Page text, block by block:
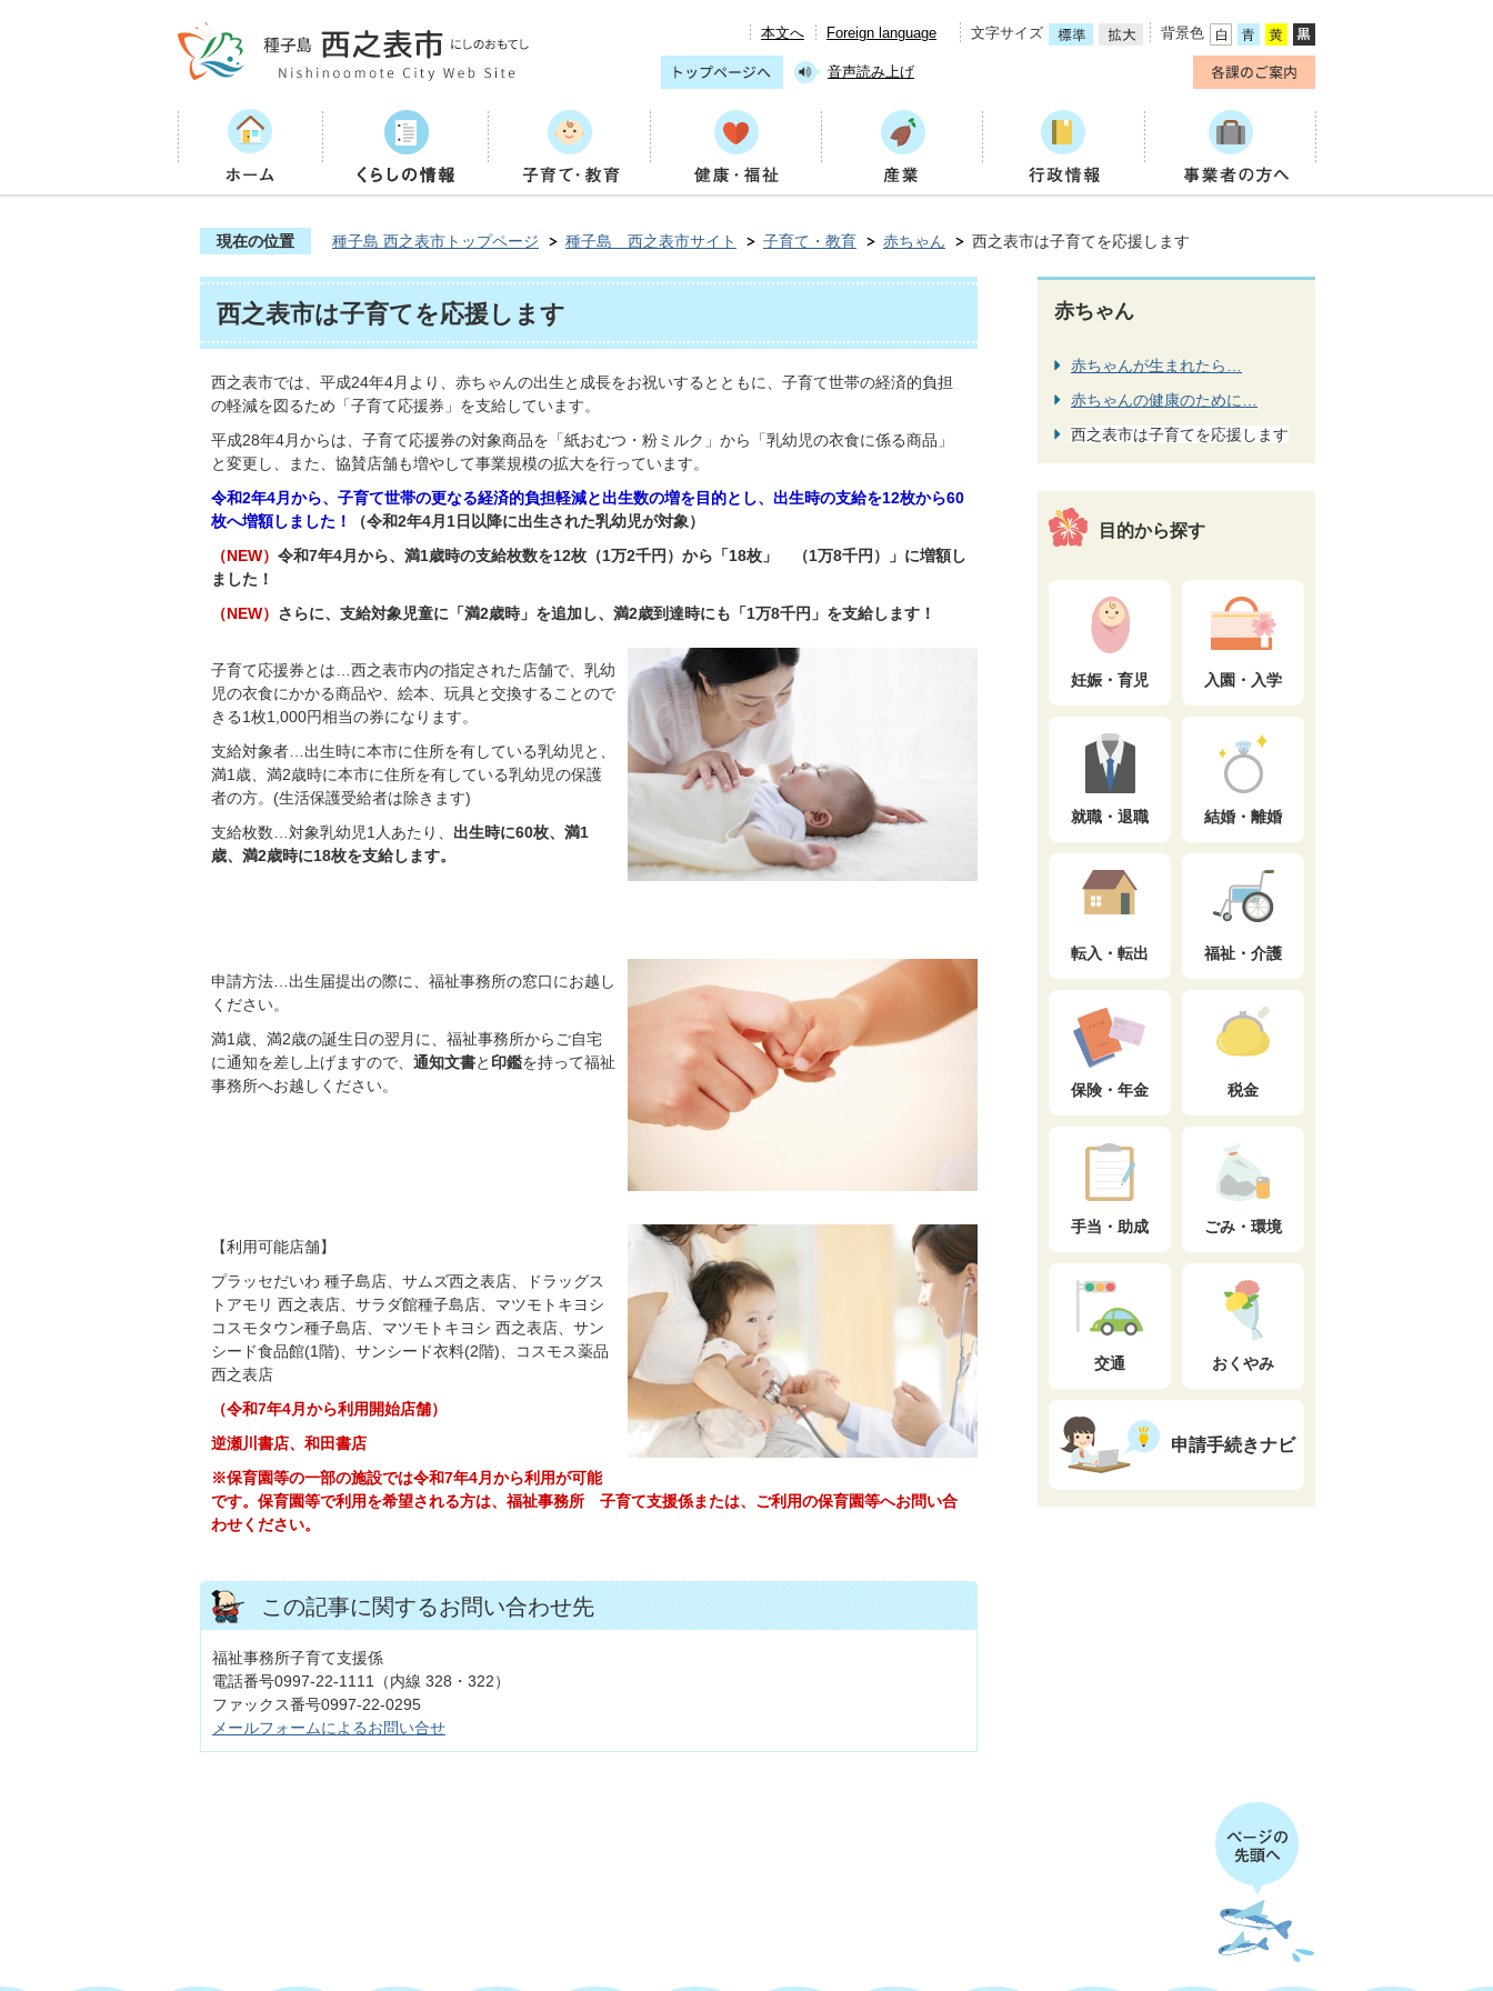
本文へ Foreign language 文字サイズ 背景色
音声読み上げ
現在の位置 種子島 西之表市トップページ 種子島 西之表市サイト 子育て・教育 赤ちゃん 西之表市は子育てを応援します
西之表市は子育てを応援します
西之表市では、平成24年4月より、赤ちゃんの出生と成長をお祝いするとともに、子育て世帯の経済的負担
の軽減を図るため「子育て応援券」を支給しています。
平成28年4月からは、子育て応援券の対象商品を「紙おむつ・粉ミルク」から「乳幼児の衣食に係る商品」
と変更し、また、協賛店舗も増やして事業規模の拡大を行っています。
令和2年4月から、子育て世帯の更なる経済的負担軽減と出生数の増を目的とし、出生時の支給を12枚から60
枚へ増額しました！
（令和2年4月1日以降に出生された乳幼児が対象）
（NEW） 令和7年4月から、満1歳時の支給枚数を12枚（1万2千円）から「18枚」 （1万8千円）」に増額し
ました！
（NEW） さらに、支給対象児童に「満2歳時」を追加し、満2歳到達時にも「1万8千円」を支給します！
子育て応援券とは…西之表市内の指定された店舗で、乳幼
児の衣食にかかる商品や、絵本、玩具と交換することので
きる1枚1,000円相当の券になります。
支給対象者…出生時に本市に住所を有している乳幼児と、
満1歳、満2歳時に本市に住所を有している乳幼児の保護
者の方。(生活保護受給者は除きます)
支給枚数…対象乳幼児1人あたり、 出生時に60枚、満1
歳、満2歳時に18枚を支給します。
申請方法…出生届提出の際に、福祉事務所の窓口にお越し
ください。
満1歳、満2歳の誕生日の翌月に、福祉事務所からご自宅
に通知を差し上げますので、 通知文書と 印鑑を持って福祉
事務所へお越しください。
【利用可能店舗】
プラッセだいわ 種子島店、サムズ西之表店、ドラッグス
トアモリ 西之表店、サラダ館種子島店、マツモトキヨシ
コスモタウン種子島店、マツモトキヨシ 西之表店、サン
シード食品館(1階)、サンシード衣料(2階)、コスモス薬品
西之表店
（令和7年4月から利用開始店舗）
逆瀬川書店、和田書店
※保育園等の一部の施設では令和7年4月から利用が可能
です。保育園等で利用を希望される方は、福祉事務所 子育て支援係または、ご利用の保育園等へお問い合
わせください。
この記事に関するお問い合わせ先
福祉事務所子育て支援係
電話番号0997-22-1111（内線 328・322）
ファックス番号0997-22-0295
メールフォームによるお問い合せ
赤ちゃん
赤ちゃんが生まれたら…
赤ちゃんの健康のために…
西之表市は子育てを応援します
目的から探す
妊娠・育児 入園・入学
就職・退職 結婚・離婚
転入・転出 福祉・介護
保険・年金 税金
手当・助成 ごみ・環境
交通 おくやみ
申請手続きナビ